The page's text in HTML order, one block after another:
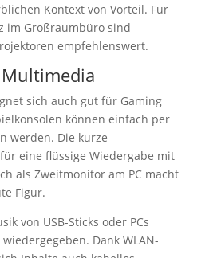
Kontext von Vorteil. Für
im Großraumbüro sind
empfehlenswert.
sich auch gut für Gaming
können einfach per
werden. Die kurze
eine flüssige Wiedergabe mit
als Zweitmonitor am PC macht
Figur.
von USB-Sticks oder PCs
Dank WLAN-